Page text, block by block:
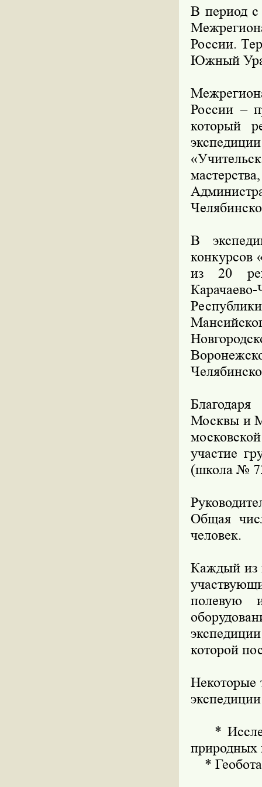
В период
России.
Южный
России –
который
В
конкурсов
из 20
Москвы и
участие
(школа №
Общая
человек.
Каждый из
полевую
которой
Некоторые
*
природных
*